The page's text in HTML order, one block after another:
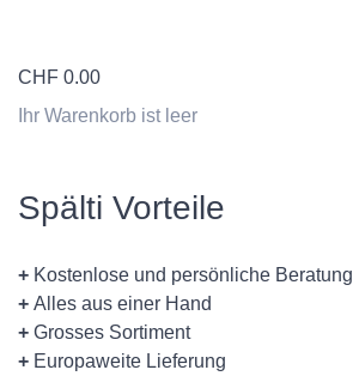
CHF 0.00
Ihr Warenkorb ist leer
Spälti Vorteile
+ Kostenlose und persönliche Beratung
+ Alles aus einer Hand
+ Grosses Sortiment
+ Europaweite Lieferung